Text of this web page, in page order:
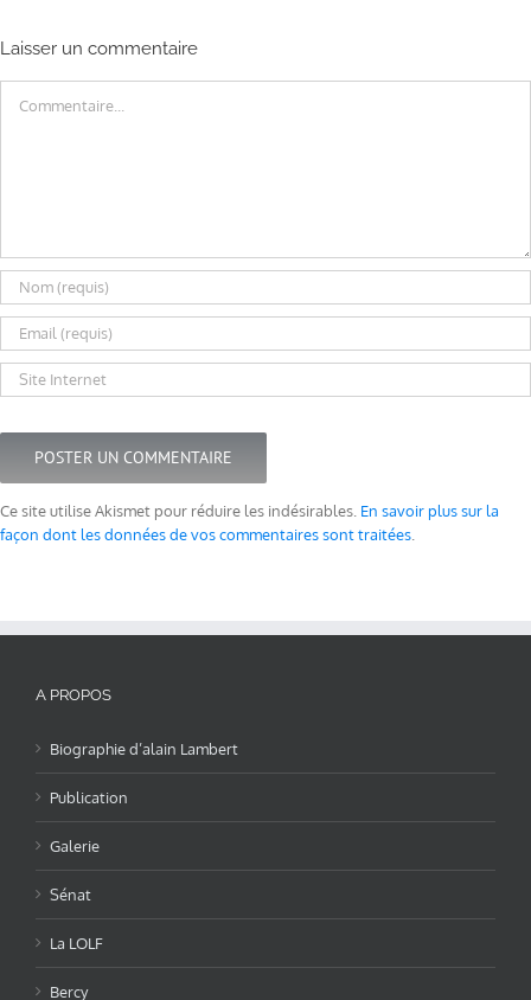
Laisser un commentaire
Ce site utilise Akismet pour réduire les indésirables. En savoir plus sur la
façon dont les données de vos commentaires sont traitées
A PROPOS
Biographie d’alain Lambert
Publication
Galerie
Sénat
La LOLF
Bercy